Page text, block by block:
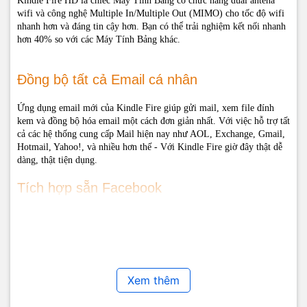
wifi và công nghệ Multiple In/Multiple Out (MIMO) cho tốc độ wifi
nhanh hơn và đáng tin cậy hơn. Bạn có thể trải nghiệm kết nối nhanh
hơn 40% so với các Máy Tính Bảng khác.
Đồng bộ tất cả Email cá nhân
Ứng dụng email mới của Kindle Fire giúp gửi mail, xem file đính
kem và đồng bộ hóa email một cách đơn giản nhất. Với việc hỗ trợ tất
cả các hệ thống cung cấp Mail hiện nay như AOL, Exchange, Gmail,
Hotmail, Yahoo!, và nhiều hơn thế - Với Kindle Fire giờ đây thật dễ
dàng, thật tiện dụng.
Tích hợp sẵn Facebook
Mang theo và đọc tài liệu mọi lúc mọi nơi
Xem thêm